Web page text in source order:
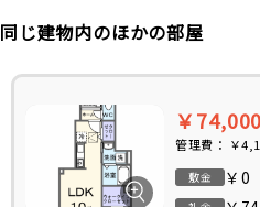
同じ建物内のほかの部屋
￥74,000
管理費： ￥
敷金 ￥0